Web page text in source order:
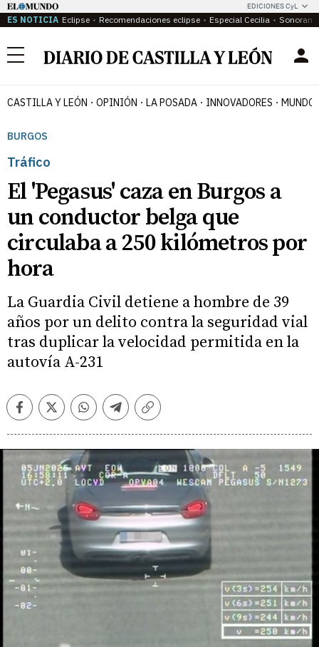
EDICIONES CyL
ES NOTICIA Eclipse Recomendaciones eclipse Especial Cecilia
Menú
CASTILLA Y LEÓN OPINIÓN LA POSADA INNOVADORES MUNDO
BURGOS
Tráfico
El 'Pegasus' caza en Burgos a
un conductor belga que
circulaba a 250 kilómetros por
hora
La Guardia Civil detiene a hombre de 39
años por un delito contra la seguridad vial
tras duplicar la velocidad permitida en la
autovía A-231
FacebookTwitterWhatsappTelegramCopiar